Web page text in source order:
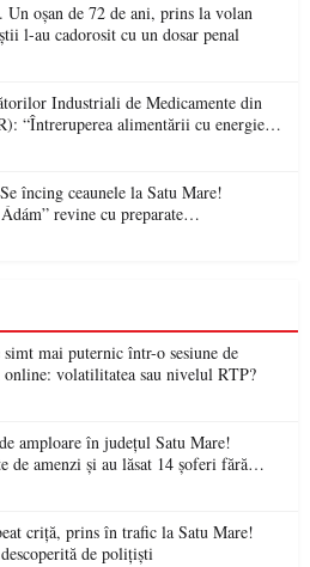
oșan de 72 de ani, prins la volan
l-au cadorosit cu un dosar penal
Industriali de Medicamente din
“Întreruperea alimentării cu energie
de medicamente va pune în pericol
revine cu preparate
și un jurat de renume
simt mai puternic într-o sesiune de
volatilitatea sau nivelul RTP?
amploare în județul Satu Mare!
de amenzi și au lăsat 14 șoferi fără
zi
criță, prins în trafic la Satu Mare!
de polițiști